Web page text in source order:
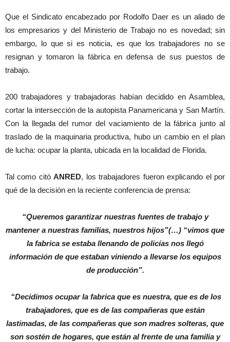
Que el Sindicato encabezado por Rodolfo Daer es un aliado de
los empresarios y del Ministerio de Trabajo no es novedad; sin
embargo, lo que si es noticia, es que los trabajadores no se
resignan y tomaron la fábrica en defensa de sus puestos de
trabajo.
200 trabajadores y trabajadoras habían decidido en Asamblea,
cortar la intersección de la autopista Panamericana y San Martín.
Con la llegada del rumor del vaciamiento de la fábrica junto al
traslado de la maquinaria productiva, hubo un cambio en el plan
de lucha: ocupar la planta, ubicada en la localidad de Florida.
Tal como citóANRED, los trabajadores fueron explicando el por
qué de la decisión en la reciente conferencia de prensa:
“Queremos garantizar nuestras fuentes de trabajo y
mantener a nuestras familias, nuestros hijos”(…) “vimos que
la fabrica se estaba llenando de policías nos llegó
información de que estaban viniendo a llevarse los equipos
de producción”.
“Decidimos ocupar la fabrica que es nuestra, que es de los
trabajadores, que es de las compañeras que están
lastimadas, de las compañeras que son madres solteras, que
son sostén de hogares, que están al frente de una familia y